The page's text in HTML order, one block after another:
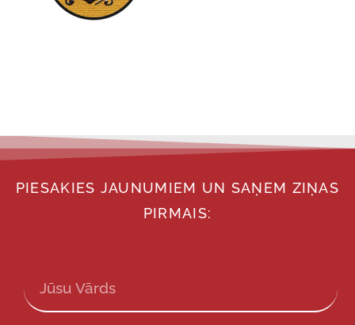
PIESAKIES JAUNUMIEM UN SAŅEM ZIŅAS
PIRMAIS: